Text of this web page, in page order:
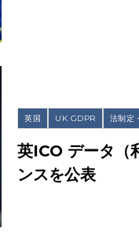
英国 UK GDPR 法制定
英ICO データ（
ンスを公表